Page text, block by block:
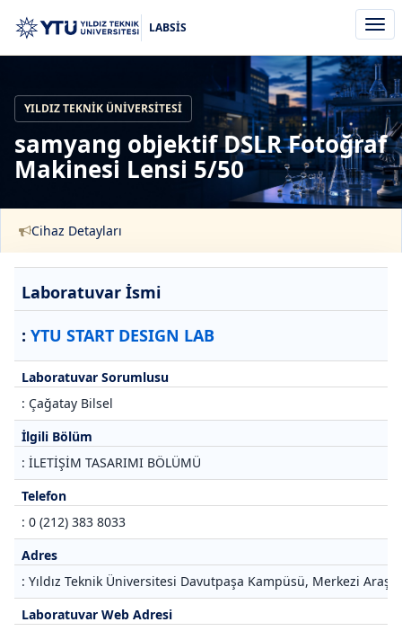
aç/
LABSİS
YILDIZ TEKNIK ÜNIVERSITESI
samyang objektif DSLR Fotoğraf
Makinesi Lensi 5/50
Cihaz Detayları
Laboratuvar İsmi
: YTU START DESIGN LAB
Laboratuvar Sorumlusu
: Çağatay Bilsel
İlgili Bölüm
: İLETİŞİM TASARIMI BÖLÜMÜ
Telefon
: 0 (212) 383 8033
Adres
: Yıldız Teknik Üniversitesi Davutpaşa Kampüsü, Merkezi
Laboratuvar Web Adresi